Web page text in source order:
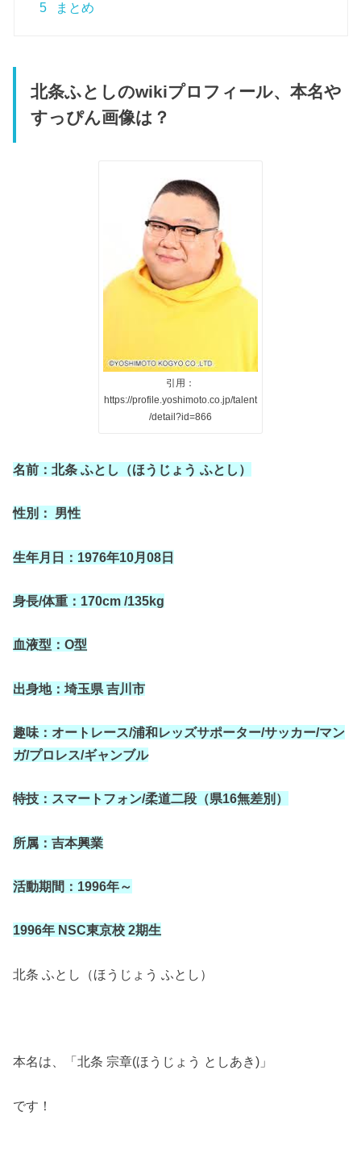
5 まとめ
北条ふとしのwikiプロフィール、本名や
すっぴん画像は？
引用：
https://profile.yoshimoto.co.jp/talent
/detail?id=866
名前：北条 ふとし（ほうじょう ふとし）
性別： 男性
生年月日： 1976年10月08日
身長/体重： 170cm /135kg
血液型：O型
出身地：埼玉県 吉川市
趣味：オートレース/浦和レッズサポーター/サッカー/マン
ガ/プロレス/ギャンブル
特技：スマートフォン/柔道二段（県16無差別）
所属：吉本興業
活動期間： 1996年～
1996年 NSC東京校 2期生
北条 ふとし（ほうじょう ふとし）
本名は、「北条 宗章(ほうじょう としあき)」
です！